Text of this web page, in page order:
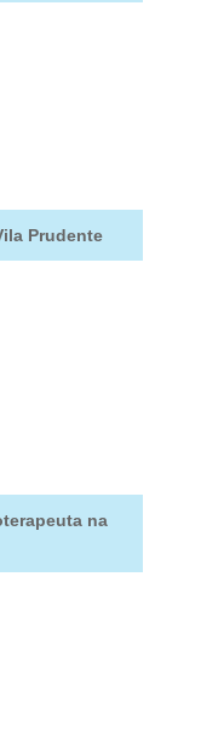
Prudente
na